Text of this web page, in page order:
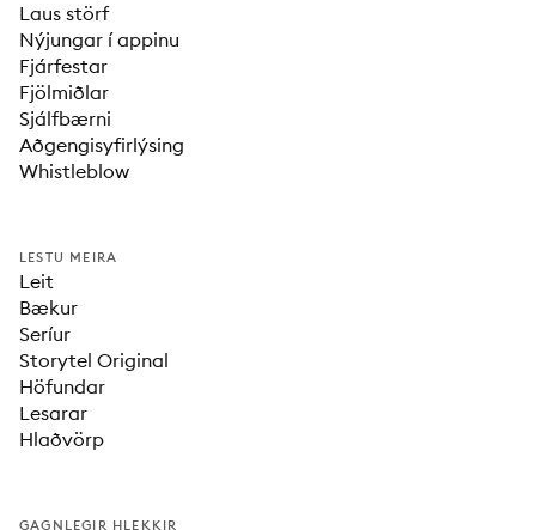
Laus störf
Nýjungar í appinu
Fjárfestar
Fjölmiðlar
Sjálfbærni
Aðgengisyfirlýsing
Whistleblow
LESTU MEIRA
Leit
Bækur
Seríur
Storytel Original
Höfundar
Lesarar
Hlaðvörp
GAGNLEGIR HLEKKIR